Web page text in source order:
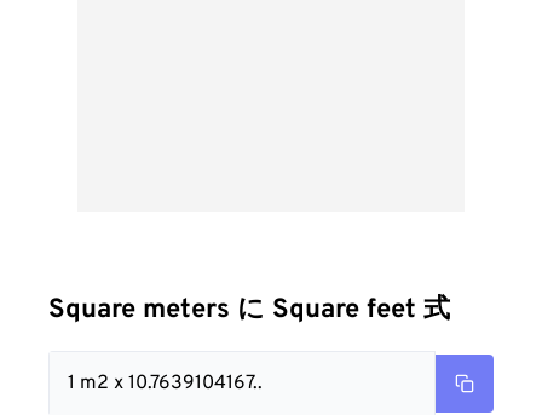
Square meters に Square feet 式
1 m2 x 10.7639104167..